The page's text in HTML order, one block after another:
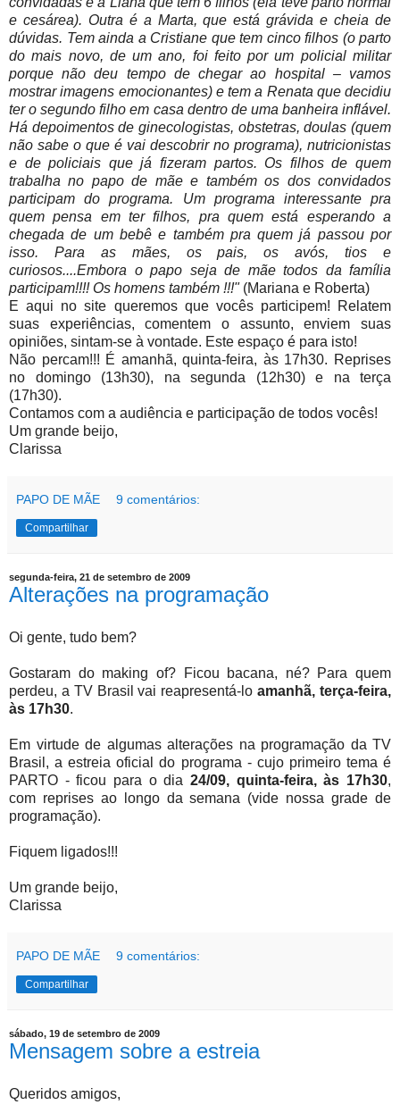
e cesárea). Outra é a Marta, que está grávida e cheia de
dúvidas. Tem ainda a Cristiane que tem cinco filhos (o parto
do mais novo, de um ano, foi feito por um policial militar
porque não deu tempo de chegar ao hospital – vamos
mostrar imagens emocionantes) e tem a Renata que decidiu
ter o segundo filho em casa dentro de uma banheira inflável.
Há depoimentos de ginecologistas, obstetras, doulas (quem
não sabe o que é vai descobrir no programa), nutricionistas
e de policiais que já fizeram partos. Os filhos de quem
trabalha no papo de mãe e também os dos convidados
participam do programa. Um programa interessante pra
quem pensa em ter filhos, pra quem está esperando a
chegada de um bebê e também pra quem já passou por
isso. Para as mães, os pais, os avós, tios e
curiosos....Embora o papo seja de mãe todos da família
participam!!!! Os homens também !!!"(Mariana e Roberta)
E aqui no site queremos que vocês participem! Relatem
suas experiências, comentem o assunto, enviem suas
opiniões, sintam-se à vontade. Este espaço é para isto!
Não percam!!! É amanhã, quinta-feira, às 17h30. Reprises
no domingo (13h30), na segunda (12h30) e na terça
(17h30).
Contamos com a audiência e participação de todos vocês!
Um grande beijo,
Clarissa
PAPO DE MÃE 9 comentários:
Compartilhar
segunda-feira, 21 de setembro de 2009
Alterações na programação
Oi gente, tudo bem?
Gostaram do making of? Ficou bacana, né? Para quem
perdeu, a TV Brasil vai reapresentá-loamanhã, terça-feira,
às 17h30.
Em virtude de algumas alterações na programação da TV
Brasil, a estreia oficial do programa - cujo primeiro tema é
PARTO - ficou para o dia 24/09, quinta-feira, às 17h30,
com reprises ao longo da semana (vide nossa grade de
programação).
Fiquem ligados!!!
Um grande beijo,
Clarissa
PAPO DE MÃE 9 comentários:
Compartilhar
sábado, 19 de setembro de 2009
Mensagem sobre a estreia
Queridos amigos,